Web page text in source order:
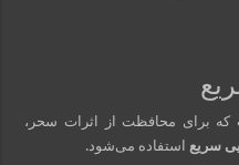
برای محافظت از اثرات سحر،
سریع استفاده می‌شود.